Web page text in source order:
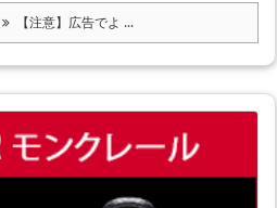
【注意】広告でよ ...